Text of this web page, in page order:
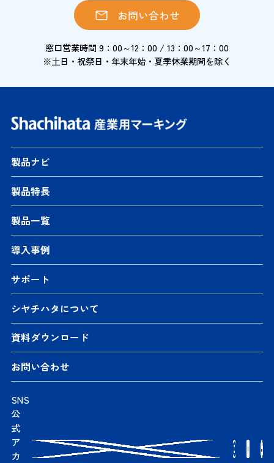
お問い合わせ
窓口営業時間 9：00～12：00 / 13：00～17：00
※土日・祝祭日・年末年始・夏季休業期間を除く
製品ナビ
製品特長
製品一覧
導入事例
サポート
シヤチハタについて
資料ダウンロード
お問い合わせ
SNS
公
式
ア
カ